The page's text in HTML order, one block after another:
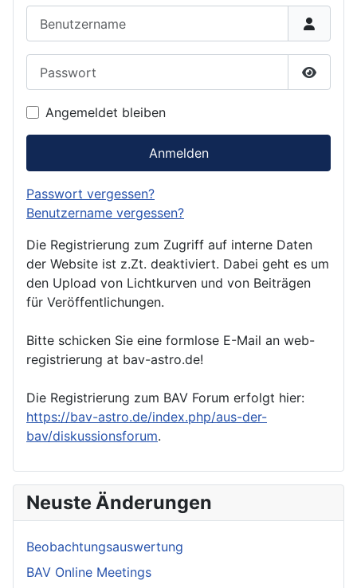
Angemeldet bleiben
Anmelden
Passwort vergessen?
Benutzername vergessen?
Die Registrierung zum Zugriff auf interne Daten
der Website ist z.Zt. deaktiviert. Dabei geht es um
den Upload von Lichtkurven und von Beiträgen
für Veröffentlichungen.
Bitte schicken Sie eine formlose E-Mail an web-
registrierung at bav-astro.de!
Die Registrierung zum BAV Forum erfolgt hier:
https://bav-astro.de/index.php/aus-der-
bav/diskussionsforum.
Neuste Änderungen
Beobachtungsauswertung
BAV Online Meetings